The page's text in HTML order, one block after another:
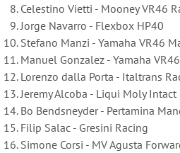
Celestino Vietti - Mooney VR46
Jorge Navarro - Flexbox HP40
Stefano Manzi - Yamaha VR46
Manuel Gonzalez - Yamaha
Lorenzo dalla Porta - Italtrans
Jeremy Alcoba - Liqui Moly Intact
Bo Bendsneyder - Pertamina
Filip Salac - Gresini Racing
Simone Corsi - MV Agusta